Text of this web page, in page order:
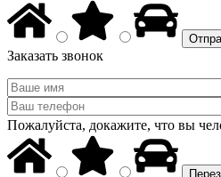
Заказать звонок
Пожалуйста, докажите, что вы